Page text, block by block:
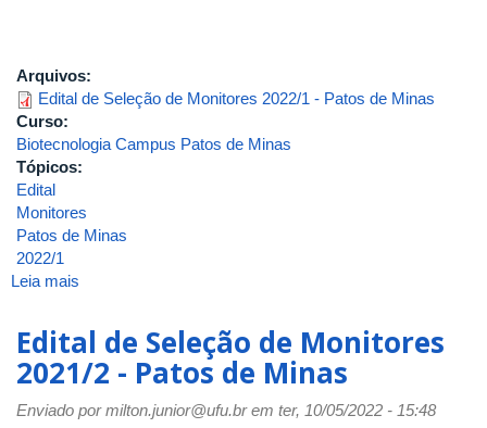
Arquivos:
Edital de Seleção de Monitores 2022/1 - Patos de Minas
Curso:
Biotecnologia Campus Patos de Minas
Tópicos:
Edital
Monitores
Patos de Minas
2022/1
Leia mais
de
Seleção
de
2022/1
Edital de Seleção de Monitores
2021/2 - Patos de Minas
Enviado pormilton.junior@ufu.brem ter, 10/05/2022 - 15:48